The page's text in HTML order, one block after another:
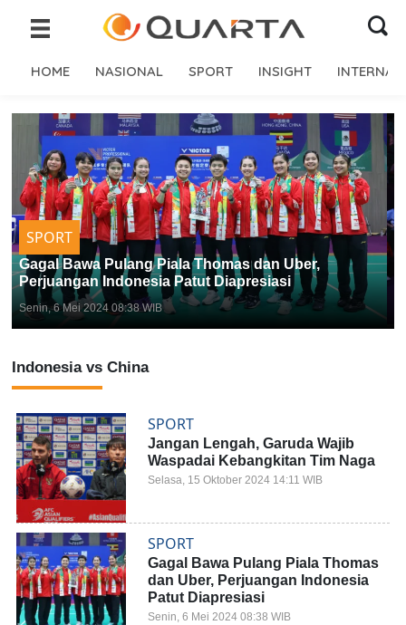
HOME NASIONAL SPORT INSIGHT
SPORT
Indonesia Runner Up Piala Thomas 2024, China
Rebut Trofi ke-11
Senin, 6 Mei 2024 08:06 WIB
Indonesia vs China
SPORT
Jangan Lengah, Garuda Wajib
Waspadai Kebangkitan Tim Naga
Selasa, 15 Oktober 2024 14:11 WIB
SPORT
Gagal Bawa Pulang Piala Thomas
dan Uber, Perjuangan Indonesia
Patut Diapresiasi
Senin, 6 Mei 2024 08:38 WIB